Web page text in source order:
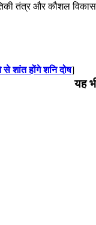
तंत्र और कौशल विकास
शांत होंगे शनि दोष]
यह